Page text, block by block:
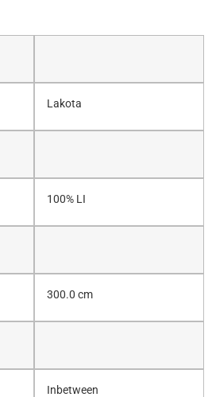
Lakota
100% LI
300.0 cm
Inbetween